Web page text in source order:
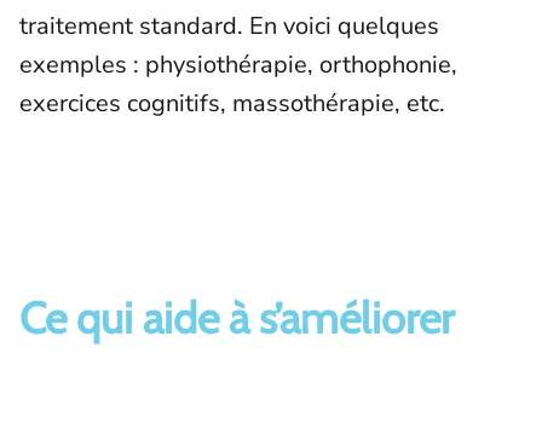
traitement standard. En voici quelques
exemples : physiothérapie, orthophonie,
exercices cognitifs, massothérapie, etc.
Ce qui aide à s’améliorer